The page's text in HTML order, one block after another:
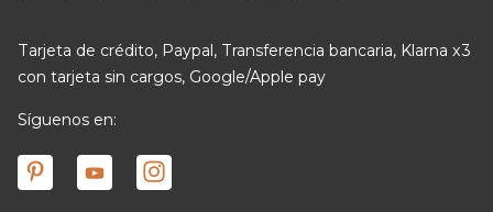
Tarjeta de crédito, Paypal, Transferencia bancaria, Klarna x3
con tarjeta sin cargos, Google/Apple pay
Síguenos en: